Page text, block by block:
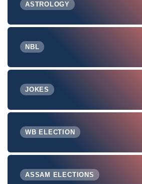
ASTROLOGY
NBL
JOKES
WB ELECTION
ASSAM ELECTIONS